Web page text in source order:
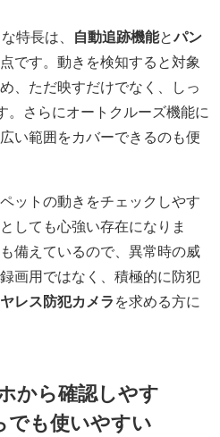
特長は、 自動追跡機能とパン
です。動きを検知すると対象
、ただ映すだけでなく、しっ
。さらにオートクルーズ機能に
い範囲をカバーできるのも便
ットの動きをチェックしやす
しても心強い存在になりま
備えているので、異常時の威
画用ではなく、積極的に防犯
レス防犯カメラ を求める方に
から確認しやす
でも使いやすい